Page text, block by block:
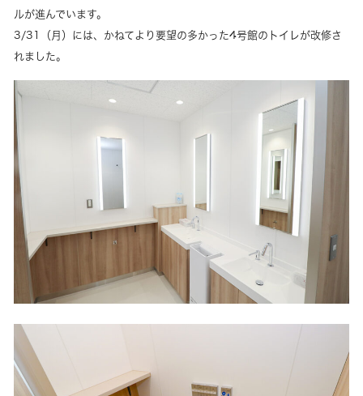
ルが進んでいます。
3/31（月）には、かねてより要望の多かった4号館のトイレが改修さ
れました。